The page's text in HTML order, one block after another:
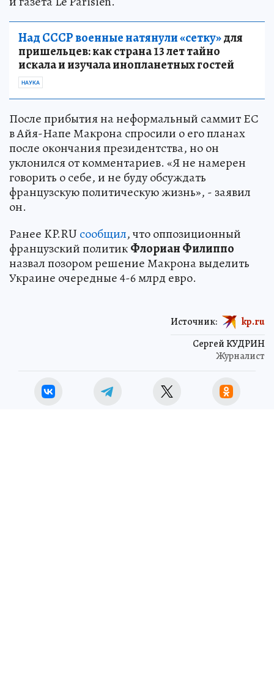
Над СССР военные натянули «сетку»для
пришельцев: как страна 13 лет тайно
искала и изучала инопланетных гостей
НАУКА
После прибытия на неформальный саммит ЕС
в Айя-Напе Макрона спросили о его планах
после окончания президентства, но он
уклонился от комментариев. «Я не намерен
говорить о себе, и не буду обсуждать
французскую политическую жизнь», - заявил
он.
Ранее KP.RU сообщил, что оппозиционный
французский политикФлориан Филиппо
назвал позором решение Макрона выделить
Украине очередные 4-6 млрд евро.
Сергей КУДРИН
Журналист
Источник: kp.ru